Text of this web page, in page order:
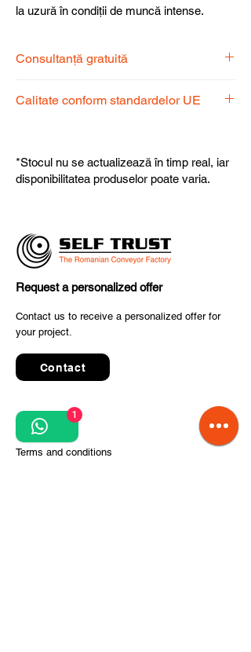
la uzură în condiții de muncă intense.
Consultanță gratuită
dispoziție pentru a alege produsul
Calitate conform standardelor UE
fiabilitate și performanță superioară.
*Stocul nu se actualizează în timp real, iar
disponibilitatea produselor poate varia.
Request a personalized offer
Contact us to receive a personalized offer for
your project.
Contact
Quick Links
Terms and conditions
1